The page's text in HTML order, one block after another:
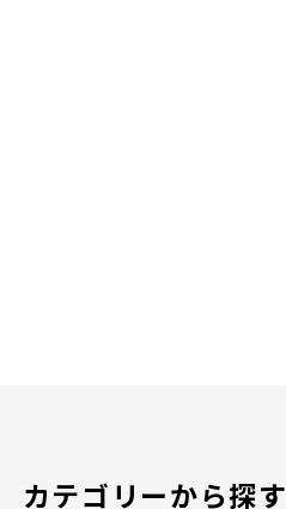
カテゴリーから探す